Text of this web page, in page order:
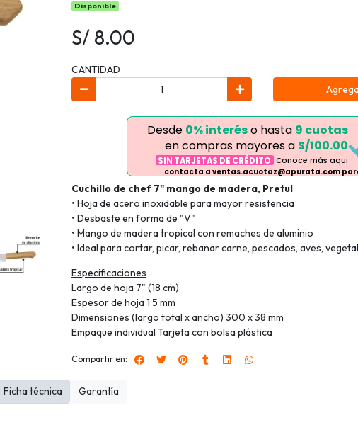
Disponible
S/ 8.00
CANTIDAD
Desde 0% interéso hasta 9 cuotas
en compras mayores a S/100.00
SIN TARJETAS DE CRÉDITO Conoce más aqui
contacta a ventas.acuotaz@apurata.com
Cuchillo de chef 7" mango de madera, Pretul
• Hoja de acero inoxidable para mayor resistencia
• Desbaste en forma de "V"
• Mango de madera tropical con remaches de aluminio
• Ideal para cortar, picar, rebanar carne, pescados, aves,
Especificaciones
Largo de hoja 7" (18 cm)
Espesor de hoja 1.5 mm
Dimensiones (largo total x ancho) 300 x 38 mm
Empaque individual Tarjeta con bolsa plástica
Compartir en:
Ficha técnica Garantía